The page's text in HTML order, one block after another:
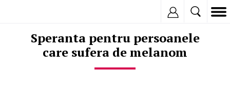
Speranta pentru persoanele
care sufera de melanom